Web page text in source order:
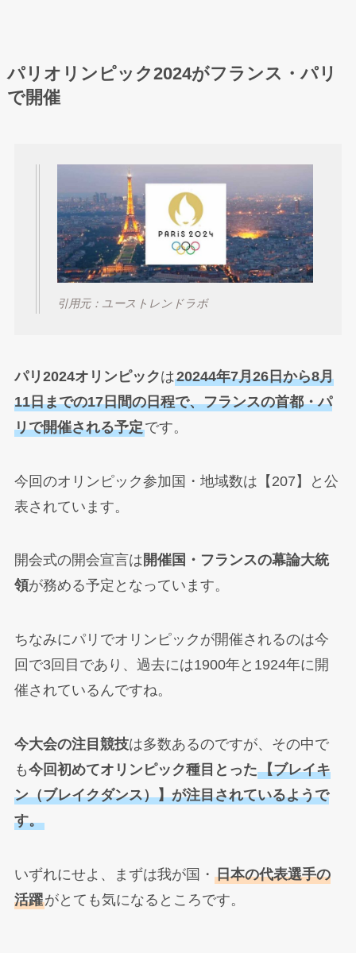
パリオリンピック2024がフランス・パリ
で開催
引用元：ユーストレンドラボ
パリ2024オリンピックは20244年7月26日から8月
11日までの17日間の日程で、フランスの首都・パ
リで開催される予定です。
今回のオリンピック参加国・地域数は【207】と公
表されています。
開会式の開会宣言は 開催国・フランスの幕論大統
領が務める予定となっています。
ちなみにパリでオリンピックが開催されるのは今
回で3回目であり、過去には1900年と1924年に開
催されているんですね。
今大会の注目競技は多数あるのですが、その中で
も今回初めてオリンピック種目とった【ブレイキ
ン（ブレイクダンス）】が注目されているようで
す。
いずれにせよ、まずは我が国・ 日本の代表選手の
活躍がとても気になるところです。